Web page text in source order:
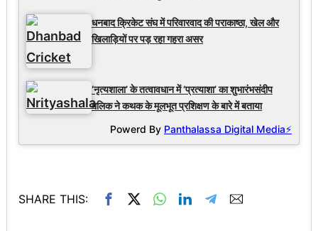
धनबाद क्रिकेट संघ में परिवारवाद की पराकाष्ठा, खेल और
खिलाड़ियों पर पड़ रहा गहरा असर
‘नृत्यशाला’ के तत्वावधान में ‘प्रत्याशा’ का शुभारंभसंदीप
मलिक ने कथक के मूलभूत प्रशिक्षण के बारे में बताया
Powerd By Panthalassa Digital Media⚡
SHARE THIS: